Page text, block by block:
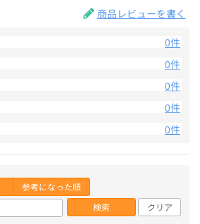
商品レビューを書く
0件
0件
0件
0件
0件
参考になった順
検索 クリア